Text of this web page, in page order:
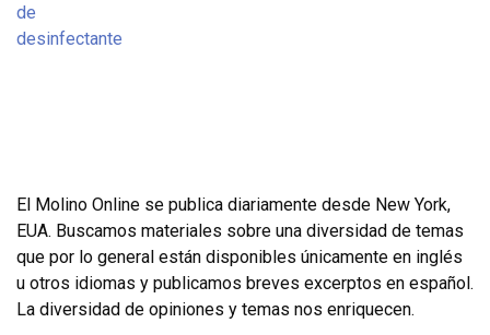
El Molino Online se publica diariamente desde New York,
EUA. Buscamos materiales sobre una diversidad de temas
que por lo general están disponibles únicamente en inglés
u otros idiomas y publicamos breves excerptos en español.
La diversidad de opiniones y temas nos enriquecen.